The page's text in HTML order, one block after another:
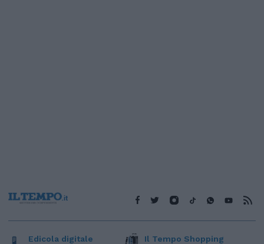
Edicola digitale Il Tempo Shopping